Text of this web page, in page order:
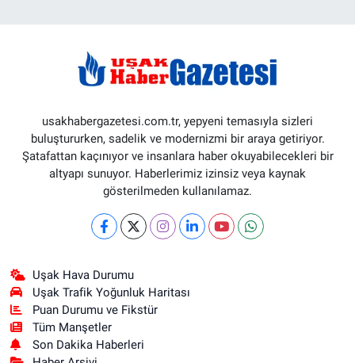
usakhabergazetesi.com.tr, yepyeni temasıyla sizleri
buluştururken, sadelik ve modernizmi bir araya getiriyor.
Şatafattan kaçınıyor ve insanlara haber okuyabilecekleri bir
altyapı sunuyor. Haberlerimiz izinsiz veya kaynak
gösterilmeden kullanılamaz.
Uşak Hava Durumu
Uşak Trafik Yoğunluk Haritası
Puan Durumu ve Fikstür
Tüm Manşetler
Son Dakika Haberleri